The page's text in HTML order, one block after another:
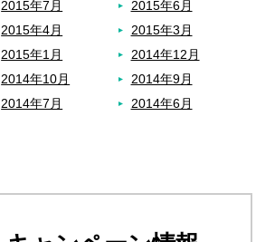
2015年7月
2015年6月
2015年4月
2015年3月
2015年1月
2014年12月
2014年10月
2014年9月
2014年7月
2014年6月